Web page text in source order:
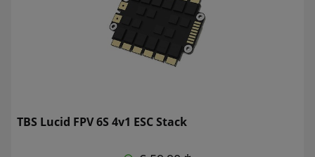
TBS Lucid FPV 6S 4v1 ESC Stack